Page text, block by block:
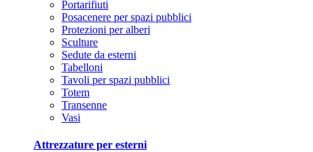
Portarifiuti
Posacenere per spazi pubblici
Protezioni per alberi
Sculture
Sedute da esterni
Tabelloni
Tavoli per spazi pubblici
Totem
Transenne
Vasi
Attrezzature per esterni